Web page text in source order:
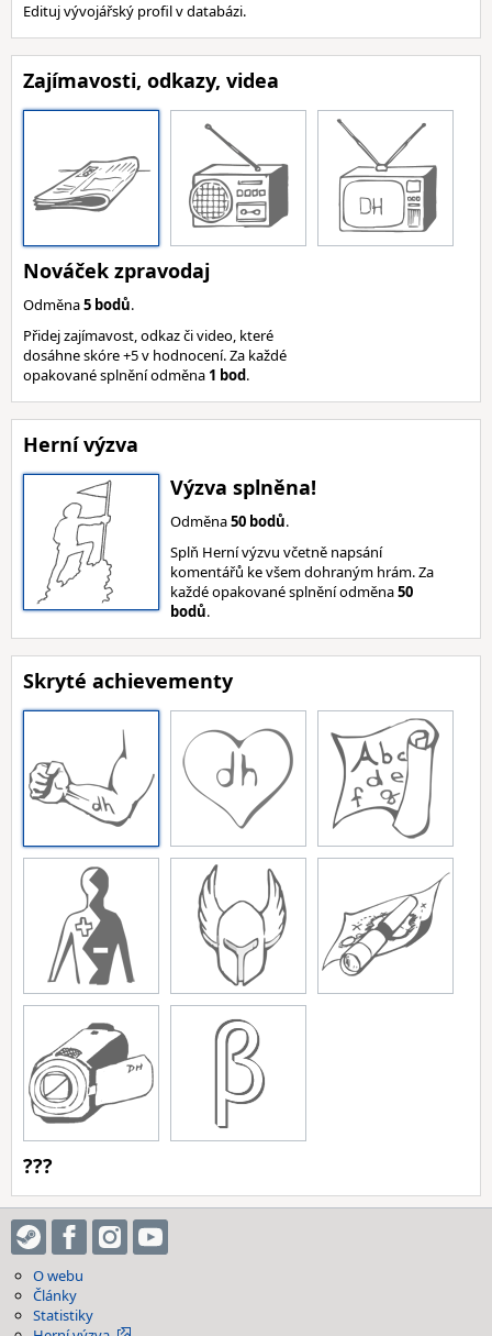
Edituj vývojářský profil v databázi.
Zajímavosti, odkazy, videa
Nováček zpravodaj
Odměna5 bodů.
Přidej zajímavost, odkaz či video, které
dosáhne skóre +5 v hodnocení. Za každé
opakované splnění odměna 1 bod.
Herní výzva
Výzva splněna!
Odměna50 bodů.
Splň Herní výzvu včetně napsání
komentářů ke všem dohraným hrám. Za
každé opakované splnění odměna50
bodů.
Skryté achievementy
???
O webu
Články
Statistiky